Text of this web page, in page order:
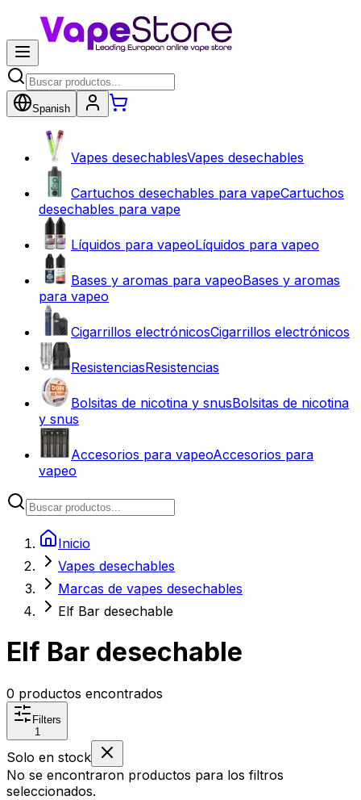
Spanish
Vapes desechablesVapes desechables
Cartuchos desechables para vapeCartuchos
desechables para vape
Líquidos para vapeoLíquidos para vapeo
Bases y aromas para vapeoBases y aromas
para vapeo
Cigarrillos electrónicosCigarrillos electrónicos
ResistenciasResistencias
Bolsitas de nicotina y snusBolsitas de nicotina
y snus
Accesorios para vapeoAccesorios para
vapeo
Inicio
Vapes desechables
Marcas de vapes desechables
Elf Bar desechable
Elf Bar desechable
0 productos encontrados
Filters
1
Solo en stock
No se encontraron productos para los filtros
seleccionados.